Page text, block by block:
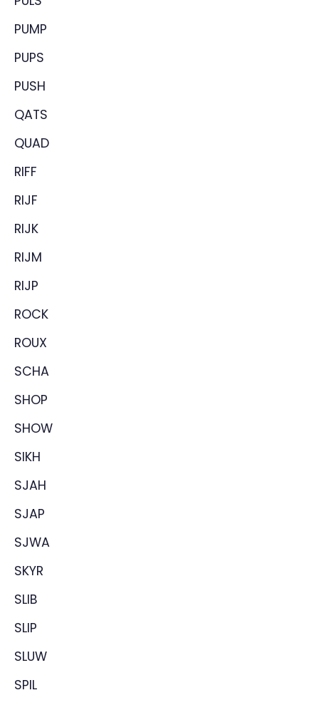
PUMP
PUPS
PUSH
QATS
QUAD
RIFF
RIJF
RIJK
RIJM
RIJP
ROCK
ROUX
SCHA
SHOP
SHOW
SIKH
SJAH
SJAP
SJWA
SKYR
SLIB
SLIP
SLUW
SPIL